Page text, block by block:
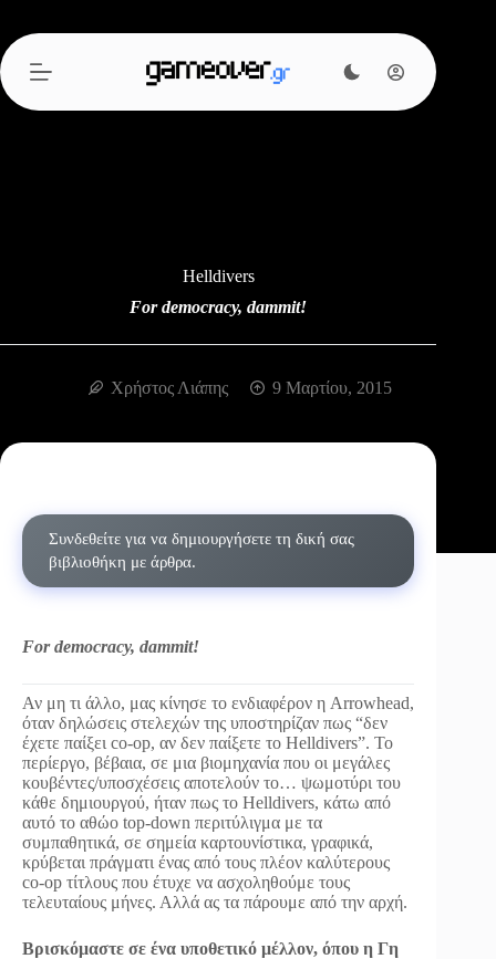
περιεχόμενο
Helldivers
For democracy, dammit!
Χρήστος Λιάπης 9 Μαρτίου, 2015
Συνδεθείτε για να δημιουργήσετε τη δική σας
βιβλιοθήκη με άρθρα.
For democracy, dammit!
Αν μη τι άλλο, μας κίνησε το ενδιαφέρον η Arrowhead,
όταν δηλώσεις στελεχών της υποστηρίζαν πως “δεν
έχετε παίξει co-op, αν δεν παίξετε το Helldivers”. Το
περίεργο, βέβαια, σε μια βιομηχανία που οι μεγάλες
κουβέντες/υποσχέσεις αποτελούν το… ψωμοτύρι του
κάθε δημιουργού, ήταν πως το Helldivers, κάτω από
αυτό το αθώο top-down περιτύλιγμα με τα
συμπαθητικά, σε σημεία καρτουνίστικα, γραφικά,
κρύβεται πράγματι ένας από τους πλέον καλύτερους
co-op τίτλους που έτυχε να ασχοληθούμε τους
τελευταίους μήνες. Αλλά ας τα πάρουμε από την αρχή.
Βρισκόμαστε σε ένα υποθετικό μέλλον, όπου η Γη